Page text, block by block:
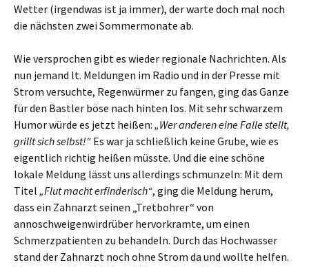
Wetter (irgendwas ist ja immer), der warte doch mal noch
die nächsten zwei Sommermonate ab.
Wie versprochen gibt es wieder regionale Nachrichten. Als
nun jemand lt. Meldungen im Radio und in der Presse mit
Strom versuchte, Regenwürmer zu fangen, ging das Ganze
für den Bastler böse nach hinten los. Mit sehr schwarzem
Humor würde es jetzt heißen: „Wer anderen eine Falle stellt,
grillt sich selbst!“ Es war ja schließlich keine Grube, wie es
eigentlich richtig heißen müsste. Und die eine schöne
lokale Meldung lässt uns allerdings schmunzeln: Mit dem
Titel „Flut macht erfinderisch“, ging die Meldung herum,
dass ein Zahnarzt seinen „Tretbohrer“ von
annoschweigenwirdrüber hervorkramte, um einen
Schmerzpatienten zu behandeln. Durch das Hochwasser
stand der Zahnarzt noch ohne Strom da und wollte helfen.